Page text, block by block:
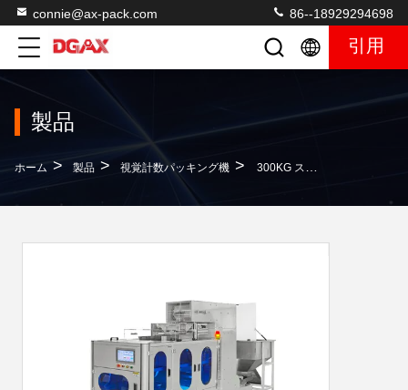
connie@ax-pack.com 86--18929294698
引用
製品
ホーム > 製品 > 視覚計数パッキング機 > 300KG スピード ハードウェア 負の偏差なしの 梱包機